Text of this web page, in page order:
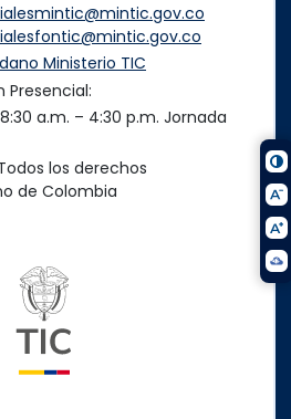
Ministerio TIC
Presencial:
a.m. – 4:30 p.m. Jornada
los derechos
de Colombia